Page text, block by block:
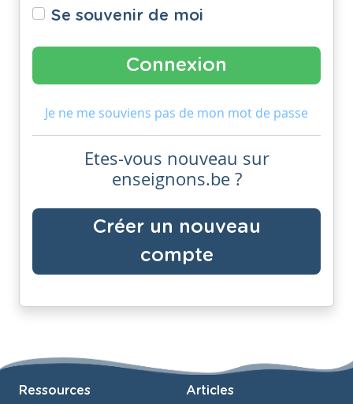
Se souvenir de moi
Je ne me souviens pas de mon mot de passe
Etes-vous nouveau sur
enseignons.be ?
Créer un nouveau
compte
Ressources Articles